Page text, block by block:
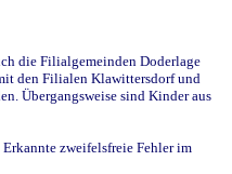
die Filialgemeinden Doderlage
den Filialen Klawittersdorf und
Übergangsweise sind Kinder aus
zweifelsfreie Fehler im